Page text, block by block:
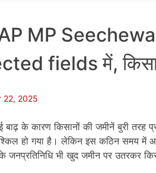
MP
fields में,
22, 2025
के कारण किसानों की जमीनें बुरी तरह
हो गया है। लेकिन इस कठिन समय में आम
भी खुद जमीन पर उतरकर